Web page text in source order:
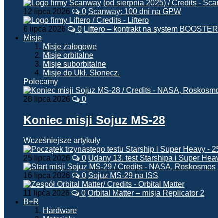
12 lipca 2026 0 Scanway: 100 dni na GPW
6 lipca 2026 0 Liftero – kontrakt na system BOOSTER
Misje
Misje załogowe
Misje orbitalne
Misje suborbitalne
Misje do Ukł. Słonecz.
Polecamy
28 lipca 2026 0
Koniec misji Sojuz MS-28
Wcześniejsze artykuły
25 lipca 2026 0 Udany 13. test Starshipa i Super
16 lipca 2026 0 Sojuz MS-29 na ISS
11 lipca 2026 0 Orbital Matter – misja Replicator 2
B+R
Hardware